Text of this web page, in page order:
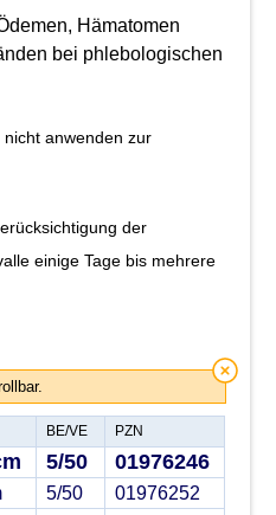
Hämatomen
bei phlebologischen
anwenden zur
der
einige Tage bis mehrere
BE/VE PZN
5/50 01976246
5/50
01976252